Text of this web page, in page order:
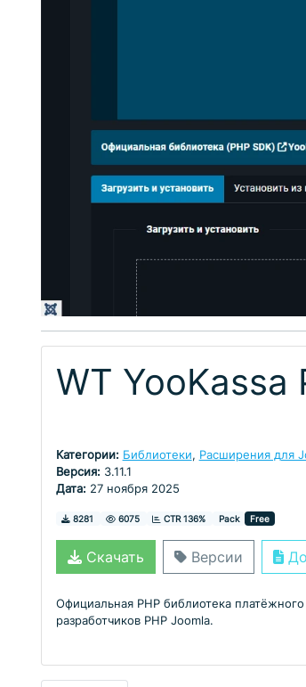
WT YooKassa
Категории: Библиотеки, Расширения для
Версия: 3.11.1
Дата: 27 ноября 2025
Скачивания
8281 Просмотры
6075 CTR 136% Pack Free
Скачать Версии
Официальная PHP библиотека
разработчиков PHP Joomla.